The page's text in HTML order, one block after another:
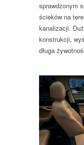
sprawdzonym
ścieków na
kanalizacji.
konstrukcji,
długa